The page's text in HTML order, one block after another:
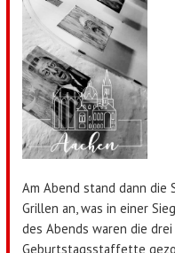
Am Abend stand dann die
Grillen an, was in einer
des Abends waren die
Geburtstagsstaffette